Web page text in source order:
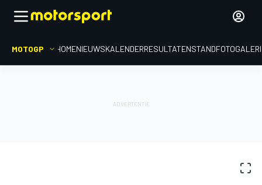
MOTOGP HOMENIEUWSKALENDERRESULTATENSTAND